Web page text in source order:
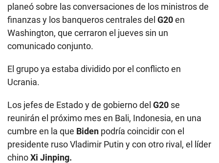
planeó sobre las conversaciones de los ministros de
finanzas y los banqueros centrales del G20en
Washington, que cerraron el jueves sin un
comunicado conjunto.
El grupo ya estaba dividido por el conflicto en
Ucrania.
Los jefes de Estado y de gobierno del G20 se
reunirán el próximo mes en Bali, Indonesia, en una
cumbre en la que Biden podría coincidir con el
presidente ruso Vladimir Putin y con otro rival, el líder
chinoXi Jinping.